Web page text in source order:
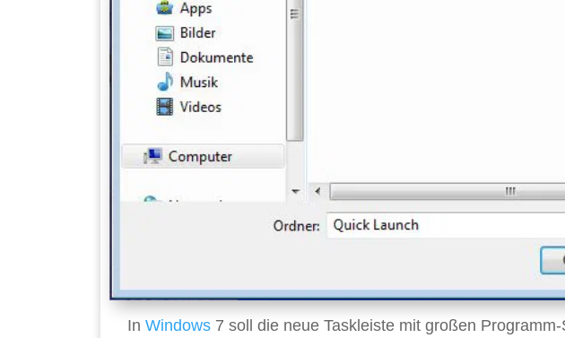
In Windows 7 soll die neue Taskleiste mit großen